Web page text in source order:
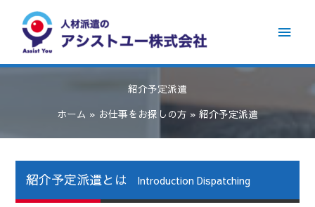
ス
イ
ン
ニ
ュ
ー
紹介予定派遣
ホーム
お仕事をお探しの方 紹介予定派遣
紹介予定派遣とは Introduction Dispatching